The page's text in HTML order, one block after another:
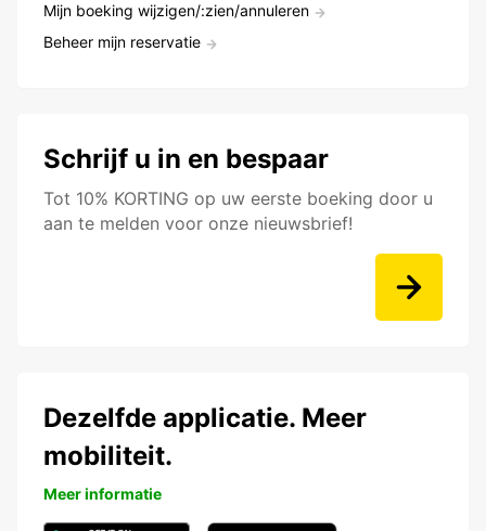
Mijn boeking wijzigen/:zien/annuleren
Beheer mijn reservatie
Schrijf u in en bespaar
Tot 10% KORTING op uw eerste boeking door u
aan te melden voor onze nieuwsbrief!
Dezelfde applicatie. Meer
mobiliteit.
Meer informatie